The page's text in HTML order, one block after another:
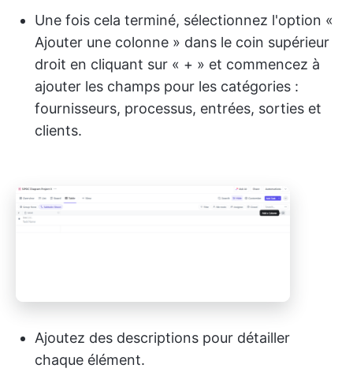
Une fois cela terminé, sélectionnez l'option «
Ajouter une colonne » dans le coin supérieur
droit en cliquant sur « + » et commencez à
ajouter les champs pour les catégories :
fournisseurs, processus, entrées, sorties et
clients.
Ajoutez des descriptions pour détailler
chaque élément.